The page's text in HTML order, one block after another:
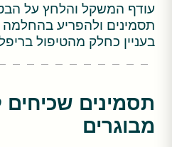
עודף המשקל והלחץ על
תסמינים ולהפריע בהחלמה
בעניין כחלק מהטיפול
תסמינים
מבוגרים